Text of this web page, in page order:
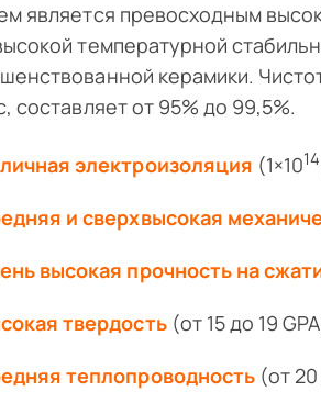
является превосходным
температурной
керамики.
составляет от 95% до 99,5%.
электроизоляция (1×1014
и сверхвысокая
высокая прочность на
твердость(от 15 до 19
теплопроводность(от